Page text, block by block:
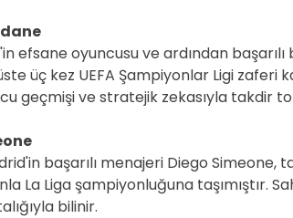
efsane oyuncusu ve ardından
üç kez UEFA Şampiyonlar Ligi zaferi
geçmişi ve stratejik zekasıyla takdir
başarılı menajeri Diego Simeone,
La Liga şampiyonluğuna taşımıştır.
bilinir.